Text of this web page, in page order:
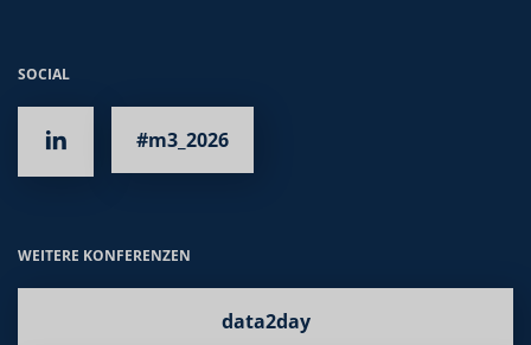
SOCIAL
#m3_2026
WEITERE KONFERENZEN
data2day